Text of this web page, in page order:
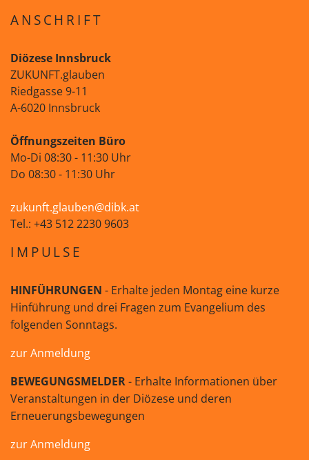
ANSCHRIFT
Diözese Innsbruck
ZUKUNFT.glauben
Riedgasse 9-11
A-6020 Innsbruck
Öffnungszeiten Büro
Mo-Di 08:30 - 11:30 Uhr
Do 08:30 - 11:30 Uhr
zukunft.glauben@dibk.at
Tel.: +43 512 2230 9603
IMPULSE
HINFÜHRUNGEN - Erhalte jeden Montag eine kurze
Hinführung und drei Fragen zum Evangelium des
folgenden Sonntags.
zur Anmeldung
BEWEGUNGSMELDER- Erhalte Informationen über
Veranstaltungen in der Diözese und deren
Erneuerungsbewegungen
zur Anmeldung